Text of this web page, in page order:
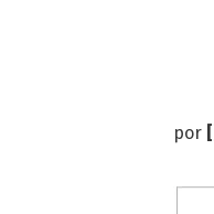
por